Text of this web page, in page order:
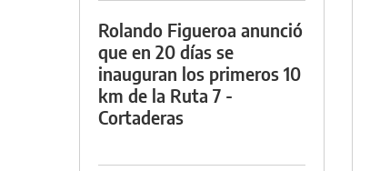
Rolando Figueroa anunció
que en 20 días se
inauguran los primeros 10
km de la Ruta 7 -
Cortaderas